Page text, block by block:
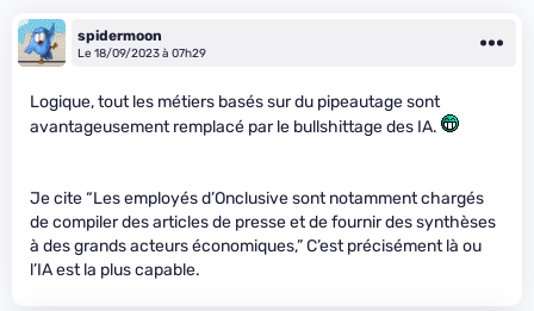
spidermoon
Le 18/09/2023 à 07h29
Logique, tout les métiers basés sur du pipeautage sont
avantageusement remplacé par le bullshittage des IA.
Je cite “Les employés d’Onclusive sont notamment chargés
de compiler des articles de presse et de fournir des synthèses
à des grands acteurs économiques,” C’est précisément là ou
l’IA est la plus capable.